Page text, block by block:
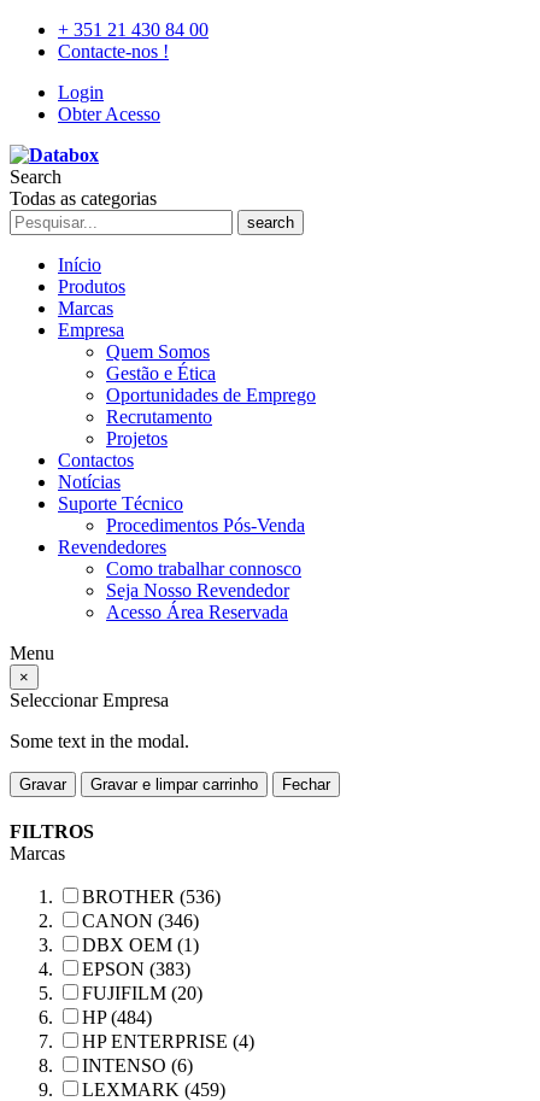
+ 351 21 430 84 00
Contacte-nos !
Login
Obter Acesso
Search
Todas as categorias
search
Início
Produtos
Marcas
Empresa
Quem Somos
Gestão e Ética
Oportunidades de Emprego
Recrutamento
Projetos
Contactos
Notícias
Suporte Técnico
Procedimentos Pós-Venda
Revendedores
Como trabalhar connosco
Seja Nosso Revendedor
Acesso Área Reservada
Menu
×
Seleccionar Empresa
Some text in the modal.
Gravar Gravar e limpar carrinho Fechar
FILTROS
Marcas
BROTHER (536)
CANON (346)
DBX OEM (1)
EPSON (383)
FUJIFILM (20)
HP (484)
HP ENTERPRISE (4)
INTENSO (6)
LEXMARK (459)